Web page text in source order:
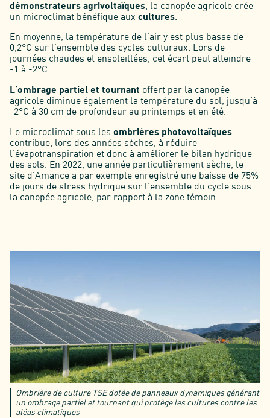
démonstrateurs agrivoltaïques, la canopée agricole crée
un microclimat bénéfique aux cultures.
En moyenne, la température de l'air y est plus basse de
0,2°C sur l'ensemble des cycles culturaux. Lors de
journées chaudes et ensoleillées, cet écart peut atteindre
-1 à -2°C.
L’ombrage partiel et tournant offert par la canopée
agricole diminue également la température du sol, jusqu’à
-2°C à 30 cm de profondeur au printemps et en été.
Le microclimat sous les ombrières photovoltaïques
contribue, lors des années sèches, à réduire
l'évapotranspiration et donc à améliorer le bilan hydrique
des sols. En 2022, une année particulièrement sèche, le
site d’Amance a par exemple enregistré une baisse de 75%
de jours de stress hydrique sur l’ensemble du cycle sous
la canopée agricole, par rapport à la zone témoin.
Ombrière de culture TSE dotée de panneaux dynamiques générant
un ombrage partiel et tournant qui protège les cultures contre les
aléas climatiques